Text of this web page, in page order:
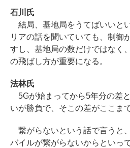
石川氏
結局、基地局をうてばいいと
リアの話を聞いていても、制御
すし、基地局の数だけではなく
の飛ばし方が重要になる。
法林氏
5Gが始まってから5年分の差
いが勝負で、そこの差がここま
繋がらないという話で言うと
バイルが繋がらないからといっ